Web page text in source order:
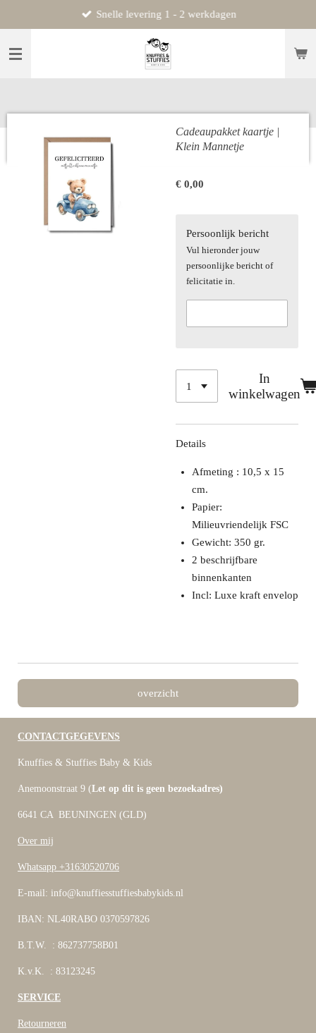
direct
naar
Snelle levering 1 - 2 werkdagen
Cadeaupakket kaartje |
Klein Mannetje
€ 0,00
Persoonlijk bericht
Vul hieronder jouw
persoonlijke bericht of
felicitatie in.
In
winkelwagen
Details
Afmeting : 10,5 x 15
cm.
Papier:
Milieuvriendelijk FSC
Gewicht: 350 gr.
2 beschrijfbare
binnenkanten
Incl: Luxe kraft envelop
overzicht
CONTACTGEGEVENS
Knuffies & Stuffies Baby & Kids
Anemoonstraat 9 (Let op dit is geen bezoekadres)
6641 CA BEUNINGEN (GLD)
Over mij
Whatsapp +31630520706
E-mail: info@knuffiesstuffiesbabykids.nl
IBAN: NL40RABO 0370597826
B.T.W. : 862737758B01
K.v.K. : 83123245
SERVICE
Retourneren